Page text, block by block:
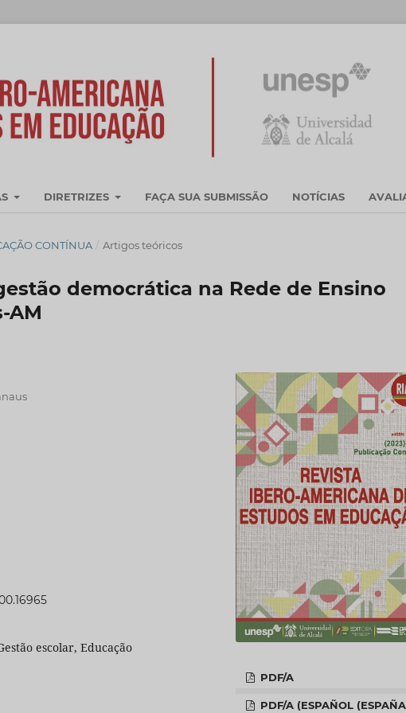
DIRETRIZES FAÇA SUA SUBMISSÃO NOTÍCIAS
CONTÍNUA / Artigos teóricos
democrática na Rede de Ensino
AM
escolar, Educação
PDF/A
PDF/A (ESPAÑOL